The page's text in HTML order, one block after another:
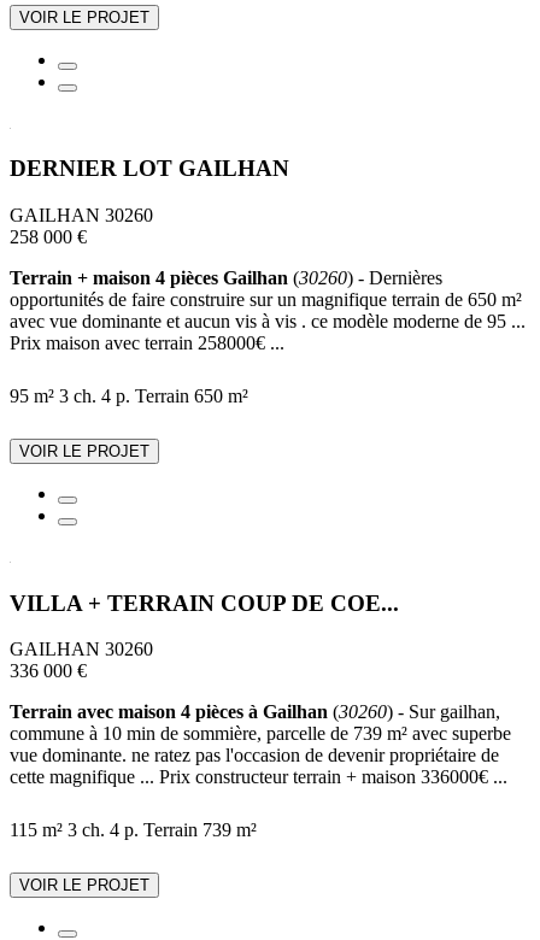
VOIR LE PROJET
DERNIER LOT GAILHAN
GAILHAN 30260
258 000 €
Terrain + maison 4 pièces Gailhan (30260) - Dernières
opportunités de faire construire sur un magnifique terrain de 650 m²
avec vue dominante et aucun vis à vis . ce modèle moderne de 95 ...
Prix maison avec terrain 258000€ ...
95 m² 3 ch. 4 p. Terrain 650 m²
VOIR LE PROJET
VILLA + TERRAIN COUP DE COE...
GAILHAN 30260
336 000 €
Terrain avec maison 4 pièces à Gailhan (30260) - Sur gailhan,
commune à 10 min de sommière, parcelle de 739 m² avec superbe
vue dominante. ne ratez pas l'occasion de devenir propriétaire de
cette magnifique ... Prix constructeur terrain + maison 336000€ ...
115 m² 3 ch. 4 p. Terrain 739 m²
VOIR LE PROJET